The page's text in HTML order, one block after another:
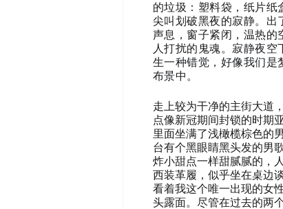
的垃圾：塑料袋，纸片纸
尖叫划破黑夜的寂静。
声息，窗子紧闭，温热的
人打扰的鬼魂。 寂静夜空
生一种错觉，好像我们是
布景中。
走上较为干净的主街大道
点像新冠期间封锁的时期
里面坐满了浅橄榄棕色的
台有个黑眼睛黑头发的男
炸小甜点一样甜腻腻的，
西装革履，似乎坐在桌边
看着我这个唯一出现的女
头露面。尽管在过去的两